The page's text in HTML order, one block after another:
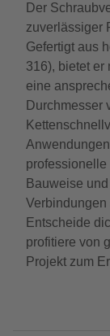
Der
zuverlässiger
Gefertigt aus
316), bietet er
eine
Durchmesser
Bauweise
Entscheide
profitiere von
Projekt zum